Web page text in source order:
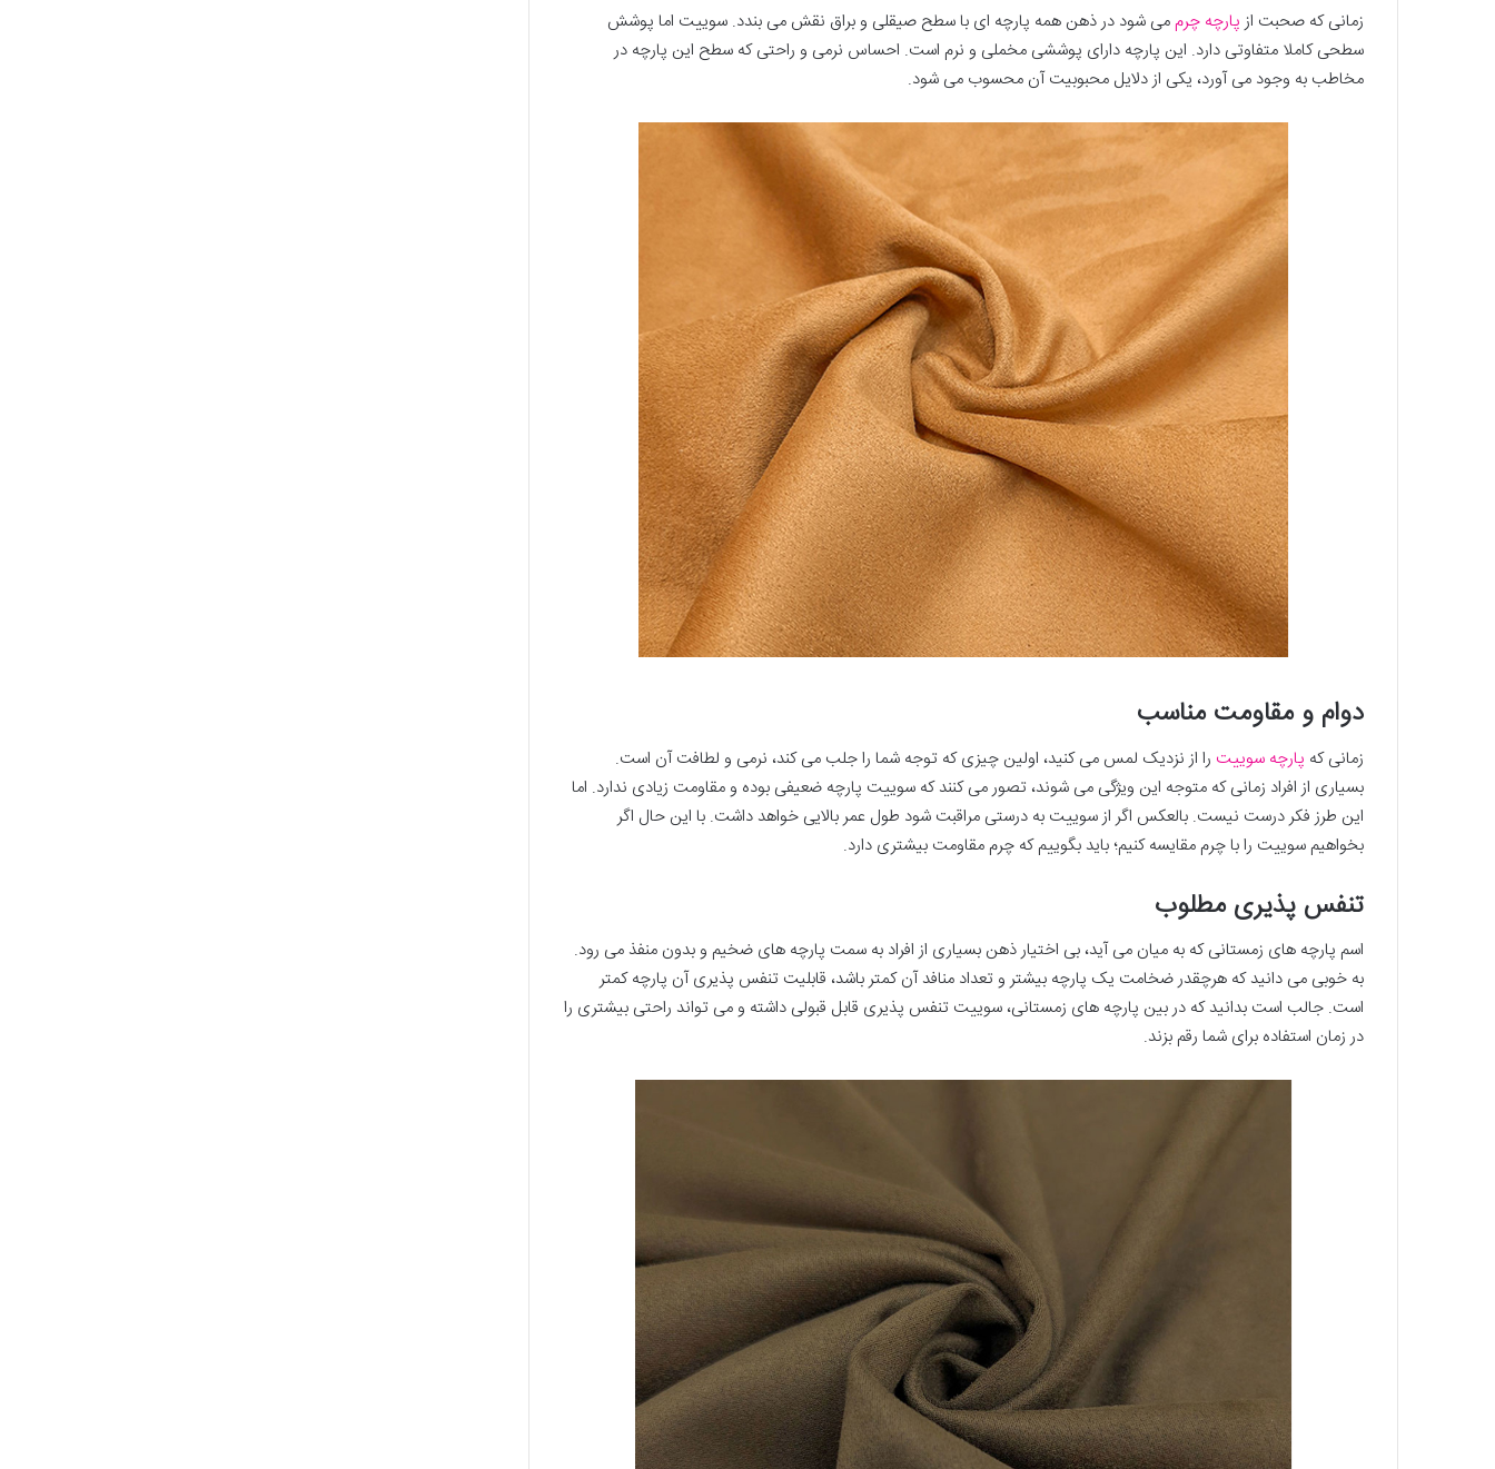
زمانی که صحبت ازپارچه چرممی شود در ذهن همه پارچه ای با سطح صیقلی و براق نقش می بندد. سوییت اما پوشش
سطحی کاملا متفاوتی دارد. این پارچه دارای پوششی مخملی و نرم است. احساس نرمی و راحتی که سطح این پارچه در
مخاطب به وجود می آورد، یکی از دلایل محبوبیت آن محسوب می شود.
دوام و مقاومت مناسب
زمانی که پارچه سوییت را از نزدیک لمس می کنید، اولین چیزی که توجه شما را جلب می کند، نرمی و لطافت آن است.
بسیاری از افراد زمانی که متوجه این ویژگی می شوند، تصور می کنند که سوییت پارچه ضعیفی بوده و مقاومت زیادی ندارد. اما
این طرز فکر درست نیست. بالعکس اگر از سوییت به درستی مراقبت شود طول عمر بالایی خواهد داشت. با این حال اگر
بخواهیم سوییت را با چرم مقایسه کنیم؛ باید بگوییم که چرم مقاومت بیشتری دارد.
تنفس پذیری مطلوب
اسم پارچه های زمستانی که به میان می آید، بی اختیار ذهن بسیاری از افراد به سمت پارچه های ضخیم و بدون منفذ می رود.
به خوبی می دانید که هرچقدر ضخامت یک پارچه بیشتر و تعداد منافد آن کمتر باشد، قابلیت تنفس پذیری آن پارچه کمتر
است. جالب است بدانید که در بین پارچه های زمستانی، سوییت تنفس پذیری قابل قبولی داشته و می تواند راحتی بیشتری را
در زمان استفاده برای شما رقم بزند.